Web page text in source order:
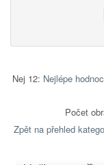
Nej 12: Nejlépe
Počet
Zpět na přehled